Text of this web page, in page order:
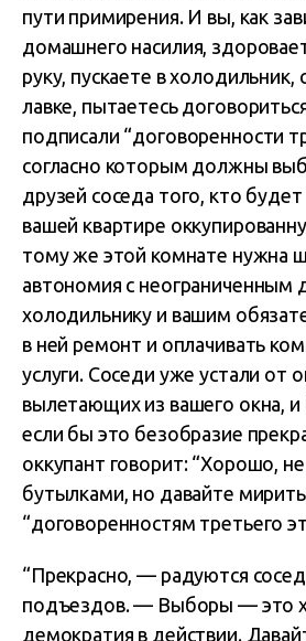
пути примирения. И вы, как
домашнего насилия,
руку, пускаете в холодильник,
лавке, пытаетесь
подписали “договоренности
согласно которым должны
друзей соседа того, кто
вашей квартире
тому же этой комнате нужна
автономия с неограниченным
холодильнику и вашим
в ней ремонт и оплачивать
услуги. Соседи уже устали от
вылетающих из вашего окна,
если бы это безобразие
оккупант говорит: “Хорошо,
бутылками, но давайте
“договоренностям третьего
“Прекрасно, — радуются
подъездов. — Выборы — это
демократия в действии.